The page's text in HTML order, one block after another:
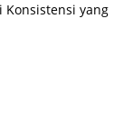
Konsistensi yang